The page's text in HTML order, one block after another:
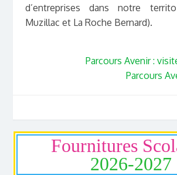
d’entreprises dans notre
Muzillac et La Roche Bernard).
Parcours Avenir :
Parcours
Fournitures
2026-2027